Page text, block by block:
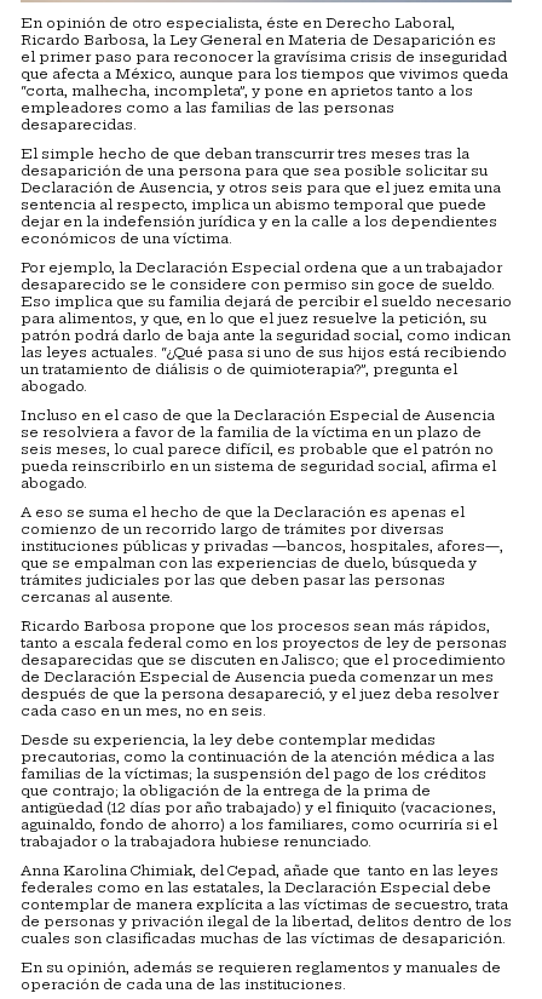
En opinión de otro especialista, éste en Derecho Laboral,
Ricardo Barbosa, la Ley General en Materia de Desaparición es
el primer paso para reconocer la gravísima crisis de inseguridad
que afecta a México, aunque para los tiempos que vivimos queda
“corta, malhecha, incompleta”, y pone en aprietos tanto a los
empleadores como a las familias de las personas
desaparecidas.
El simple hecho de que deban transcurrir tres meses tras la
desaparición de una persona para que sea posible solicitar su
Declaración de Ausencia, y otros seis para que el juez emita una
sentencia al respecto, implica un abismo temporal que puede
dejar en la indefensión jurídica y en la calle a los dependientes
económicos de una víctima.
Por ejemplo, la Declaración Especial ordena que a un trabajador
desaparecido se le considere con permiso sin goce de sueldo.
Eso implica que su familia dejará de percibir el sueldo necesario
para alimentos, y que, en lo que el juez resuelve la petición, su
patrón podrá darlo de baja ante la seguridad social, como indican
las leyes actuales. “¿Qué pasa si uno de sus hijos está recibiendo
un tratamiento de diálisis o de quimioterapia?”, pregunta el
abogado.
Incluso en el caso de que la Declaración Especial de Ausencia
se resolviera a favor de la familia de la víctima en un plazo de
seis meses, lo cual parece difícil, es probable que el patrón no
pueda reinscribirlo en un sistema de seguridad social, afirma el
abogado.
A eso se suma el hecho de que la Declaración es apenas el
comienzo de un recorrido largo de trámites por diversas
instituciones públicas y privadas —bancos, hospitales, afores—,
que se empalman con las experiencias de duelo, búsqueda y
trámites judiciales por las que deben pasar las personas
cercanas al ausente.
Ricardo Barbosa propone que los procesos sean más rápidos,
tanto a escala federal como en los proyectos de ley de personas
desaparecidas que se discuten en Jalisco; que el procedimiento
de Declaración Especial de Ausencia pueda comenzar un mes
después de que la persona desapareció, y el juez deba resolver
cada caso en un mes, no en seis.
Desde su experiencia, la ley debe contemplar medidas
precautorias, como la continuación de la atención médica a las
familias de la víctimas; la suspensión del pago de los créditos
que contrajo; la obligación de la entrega de la prima de
antigüedad (12 días por año trabajado) y el finiquito (vacaciones,
aguinaldo, fondo de ahorro) a los familiares, como ocurriría si el
trabajador o la trabajadora hubiese renunciado.
Anna Karolina Chimiak, del Cepad, añade que tanto en las leyes
federales como en las estatales, la Declaración Especial debe
contemplar de manera explícita a las víctimas de secuestro, trata
de personas y privación ilegal de la libertad, delitos dentro de los
cuales son clasificadas muchas de las víctimas de desaparición.
En su opinión, además se requieren reglamentos y manuales de
operación de cada una de las instituciones.